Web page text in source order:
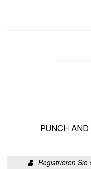
PUNCH
Registrieren Sie